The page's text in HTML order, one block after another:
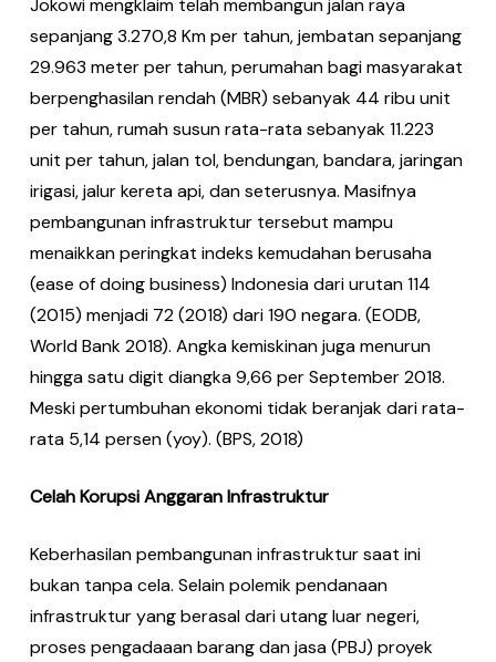
Jokowi mengklaim telah membangun jalan raya
sepanjang 3.270,8 Km per tahun, jembatan sepanjang
29.963 meter per tahun, perumahan bagi masyarakat
berpenghasilan rendah (MBR) sebanyak 44 ribu unit
per tahun, rumah susun rata-rata sebanyak 11.223
unit per tahun, jalan tol, bendungan, bandara, jaringan
irigasi, jalur kereta api, dan seterusnya. Masifnya
pembangunan infrastruktur tersebut mampu
menaikkan peringkat indeks kemudahan berusaha
(ease of doing business) Indonesia dari urutan 114
(2015) menjadi 72 (2018) dari 190 negara. (EODB,
World Bank 2018). Angka kemiskinan juga menurun
hingga satu digit diangka 9,66 per September 2018.
Meski pertumbuhan ekonomi tidak beranjak dari rata-
rata 5,14 persen (yoy). (BPS, 2018)
Celah Korupsi Anggaran Infrastruktur
Keberhasilan pembangunan infrastruktur saat ini
bukan tanpa cela. Selain polemik pendanaan
infrastruktur yang berasal dari utang luar negeri,
proses pengadaaan barang dan jasa (PBJ) proyek